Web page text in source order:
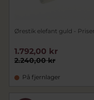
Ørestik elefant guld -
2.240,00 kr
1.792,00 kr
På fjernlager